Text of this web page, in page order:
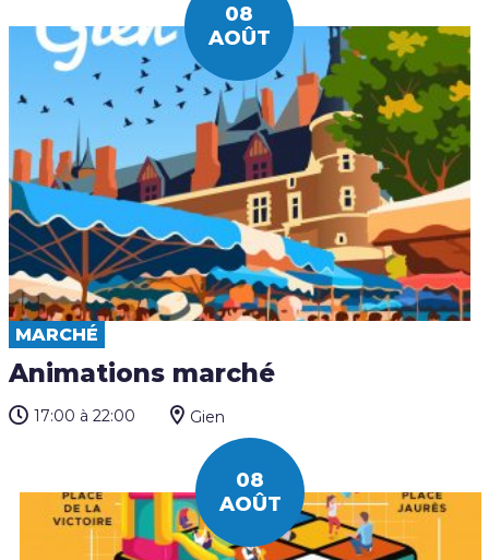
08
AOÛT
MARCHÉ
Animations marché
17:00 à 22:00 Gien
08
AOÛT